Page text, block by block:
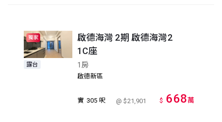
獨家
露台
啟德海灣 2期 啟德海灣2
1C座
1房
啟德新區
實 305 呎 @ $21,901 $ 668萬